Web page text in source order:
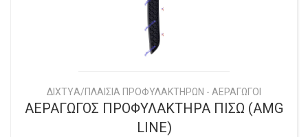
ΔΙΧΤYΑ/ΠΛΑΙΣΙΑ ΠΡΟΦΥΛΑΚΤΗΡΩΝ - ΑΕΡΑΓΩΓΟΙ
ΑΕΡΑΓΩΓΟΣ ΠΡΟΦΥΛΑΚΤΗΡΑ ΠΙΣΩ (AMG
LINE)